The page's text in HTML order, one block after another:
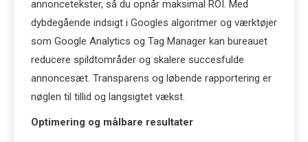
annoncetekster, så du opnår maksimal ROI. Med
dybdegående indsigt i Googles algoritmer og værktøjer
som Google Analytics og Tag Manager kan bureauet
reducere spildtområder og skalere succesfulde
annoncesæt. Transparens og løbende rapportering er
nøglen til tillid og langsigtet vækst.
Optimering og målbare resultater